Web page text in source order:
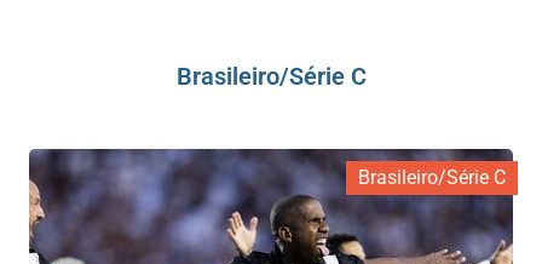
Brasileiro/Série C
Brasileiro/Série C